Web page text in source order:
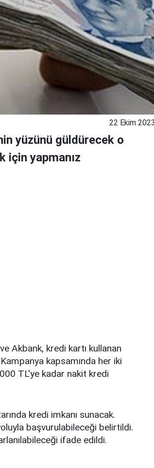
22 Ekim
yüzünü güldürecek o
için yapmanız
Akbank, kredi kartı kullanan
kapsamında her iki
TL'ye kadar nakit kredi
kredi imkanı sunacak.
başvurulabileceği belirtildi.
ifade edildi.